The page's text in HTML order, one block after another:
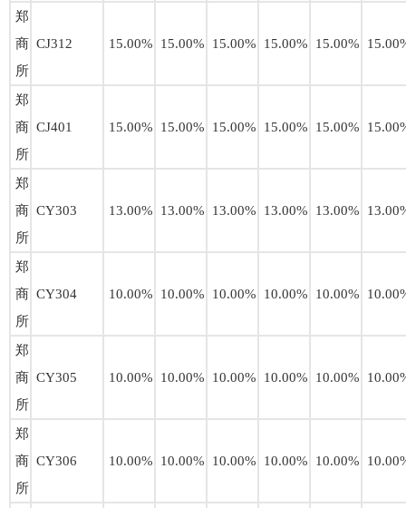
郑
商
所
CJ312 15.00% 15.00% 15.00% 15.00% 15.00%
郑
商
所
CJ401 15.00% 15.00% 15.00% 15.00% 15.00%
郑
商
所
CY303 13.00% 13.00% 13.00% 13.00% 13.00%
郑
商
所
CY304 10.00% 10.00% 10.00% 10.00% 10.00%
郑
商
所
CY305 10.00% 10.00% 10.00% 10.00% 10.00%
郑
商
所
CY306 10.00% 10.00% 10.00% 10.00% 10.00%